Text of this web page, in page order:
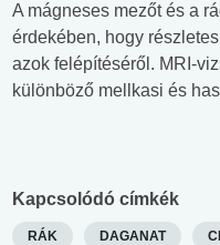
A mágneses mezőt és a
érdekében, hogy
azok felépítéséről. MRI-
különböző mellkasi és
Kapcsolódó címkék
RÁK DAGANAT